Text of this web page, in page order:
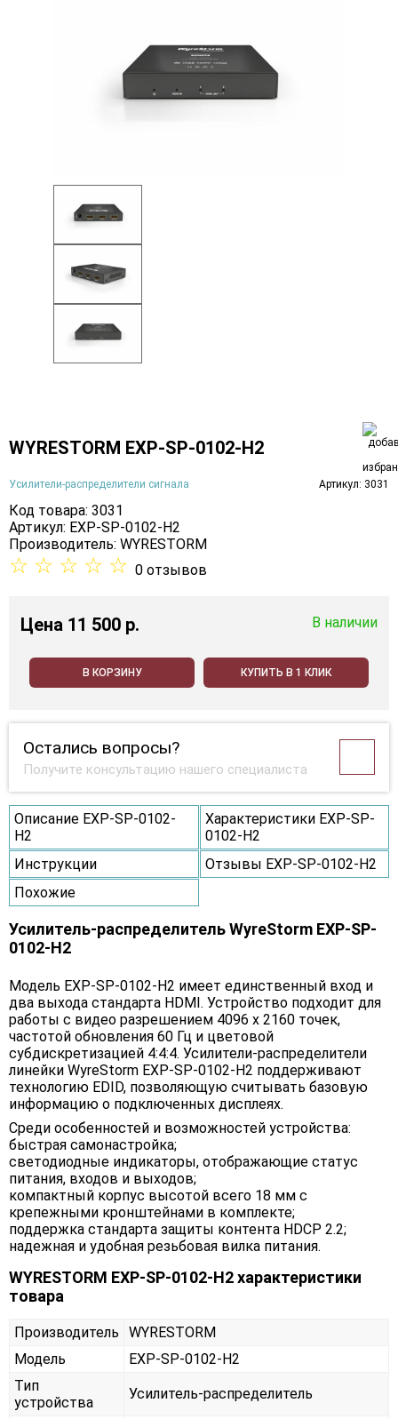
WYRESTORM EXP-SP-0102-H2
Усилители-распределители сигнала Артикул: 3031
Код товара: 3031
Артикул: EXP-SP-0102-H2
Производитель: WYRESTORM
☆ ☆ ☆ ☆ ☆ 0 отзывов
Цена 11 500 p. В наличии
В КОРЗИНУ КУПИТЬ В 1 КЛИК
Остались вопросы?
Получите консультацию нашего специалиста
Описание EXP-SP-0102-
H2
Характеристики EXP-SP-
0102-H2
Инструкции
Отзывы EXP-SP-0102-H2
Похожие
Усилитель-распределитель WyreStorm EXP-SP-
0102-H2
Модель EXP-SP-0102-H2 имеет единственный вход и
два выхода стандарта HDMI. Устройство подходит для
работы с видео разрешением 4096 x 2160 точек,
частотой обновления 60 Гц и цветовой
субдискретизацией 4:4:4. Усилители-распределители
линейки WyreStorm EXP-SP-0102-H2 поддерживают
технологию EDID, позволяющую считывать базовую
информацию о подключенных дисплеях.
Среди особенностей и возможностей устройства:
быстрая самонастройка;
светодиодные индикаторы, отображающие статус
питания, входов и выходов;
компактный корпус высотой всего 18 мм с
крепежными кронштейнами в комплекте;
поддержка стандарта защиты контента HDCP 2.2;
надежная и удобная резьбовая вилка питания.
WYRESTORM EXP-SP-0102-H2 характеристики
товара
Производитель
WYRESTORM
Модель
EXP-SP-0102-H2
Тип
устройства
Усилитель-распределитель